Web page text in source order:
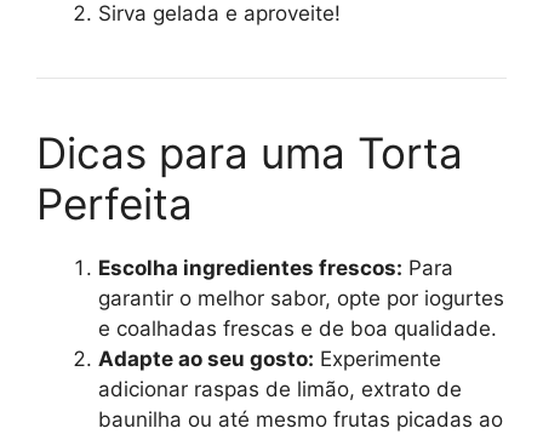
Sirva gelada e aproveite!
Dicas para uma Torta
Perfeita
Escolha ingredientes frescos: Para
garantir o melhor sabor, opte por iogurtes
e coalhadas frescas e de boa qualidade.
Adapte ao seu gosto: Experimente
adicionar raspas de limão, extrato de
baunilha ou até mesmo frutas picadas ao